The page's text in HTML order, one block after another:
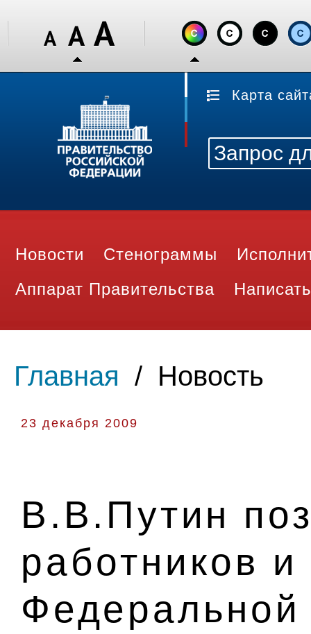
Карта
Новости Стенограммы
Аппарат Правительства
Главная / Новость
23 декабря 2009
В.В.Путин
работников